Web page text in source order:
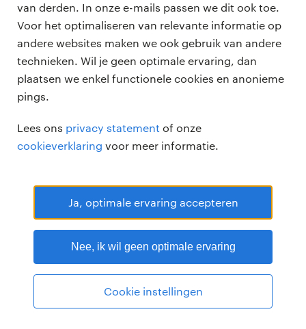
van derden. In onze e-mails passen we dit ook toe.
Voor het optimaliseren van relevante informatie op
andere websites maken we ook gebruik van andere
technieken. Wil je geen optimale ervaring, dan
plaatsen we enkel functionele cookies en anonieme
pings.
Lees ons privacy statement of onze
cookieverklaring voor meer informatie.
Ja, optimale ervaring accepteren
Nee, ik wil geen optimale ervaring
Cookie instellingen
onze kantoren
Randstad Professional Google score 4.15 -
RANDSTAD PROFESSIONAL is een geregistreerd handelsmerk van
Randstad N.V.